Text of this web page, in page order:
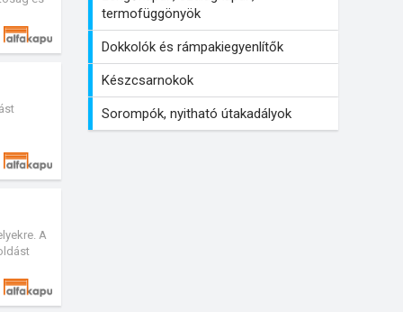
termofüggönyök
Dokkolók és rámpakiegyenlítők
Készcsarnokok
Sorompók, nyitható útakadályok
A